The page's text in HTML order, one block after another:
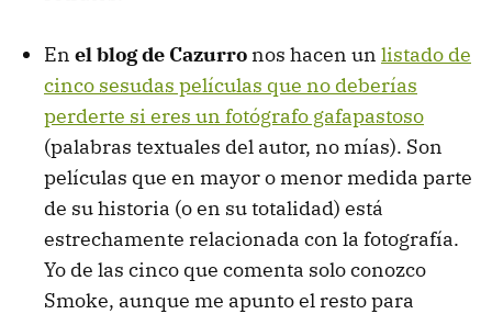
En el blog de Cazurro nos hacen un listado de
cinco sesudas películas que no deberías
perderte si eres un fotógrafo gafapastoso
(palabras textuales del autor, no mías). Son
películas que en mayor o menor medida parte
de su historia (o en su totalidad) está
estrechamente relacionada con la fotografía.
Yo de las cinco que comenta solo conozco
Smoke, aunque me apunto el resto para